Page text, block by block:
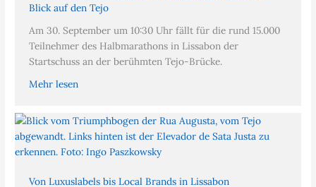
Blick auf den Tejo
Am 30. September um 10:30 Uhr fällt für die rund 15.000
Teilnehmer des Halbmarathons in Lissabon der
Startschuss an der berühmten Tejo-Brücke.
Mehr lesen
Von Luxuslabels bis Local Brands in Lissabon